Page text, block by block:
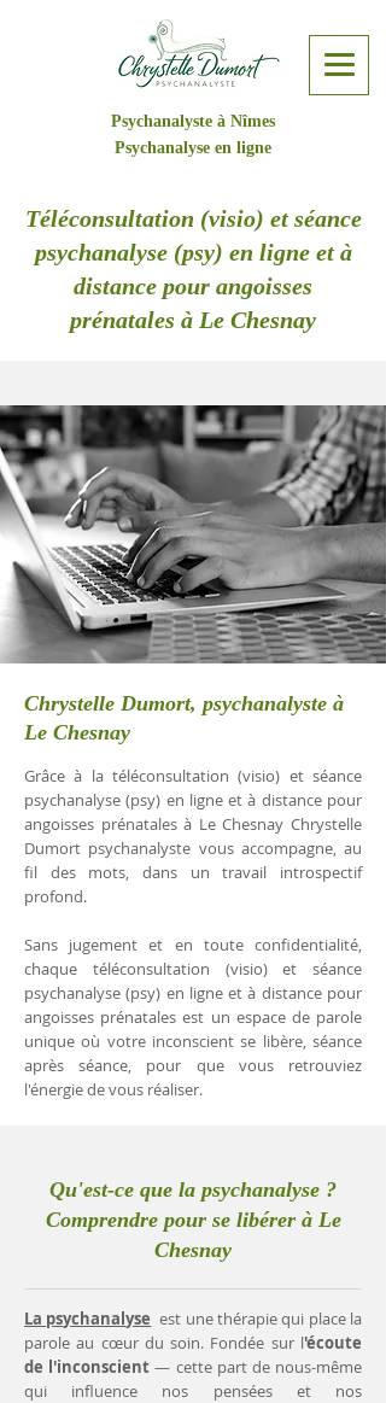
Psychanalyste à Nîmes
Psychanalyse en ligne
Téléconsultation (visio) et séance
psychanalyse (psy) en ligne et à
distance pour angoisses
prénatales à Le Chesnay
Chrystelle Dumort, psychanalyste à
Le Chesnay
Grâce à la téléconsultation (visio) et séance
psychanalyse (psy) en ligne et à distance pour
angoisses prénatales à Le Chesnay Chrystelle
Dumort psychanalyste vous accompagne, au
fil des mots, dans un travail introspectif
profond.
Sans jugement et en toute confidentialité,
chaque téléconsultation (visio) et séance
psychanalyse (psy) en ligne et à distance pour
angoisses prénatales est un espace de parole
unique où votre inconscient se libère, séance
après séance, pour que vous retrouviez
l'énergie de vous réaliser.
Qu'est-ce que la psychanalyse ?
Comprendre pour se libérer à Le
Chesnay
La psychanalyse est une thérapie qui place la
parole au cœur du soin. Fondée sur l'écoute
de l'inconscient— cette part de nous-même
qui influence nos pensées et nos